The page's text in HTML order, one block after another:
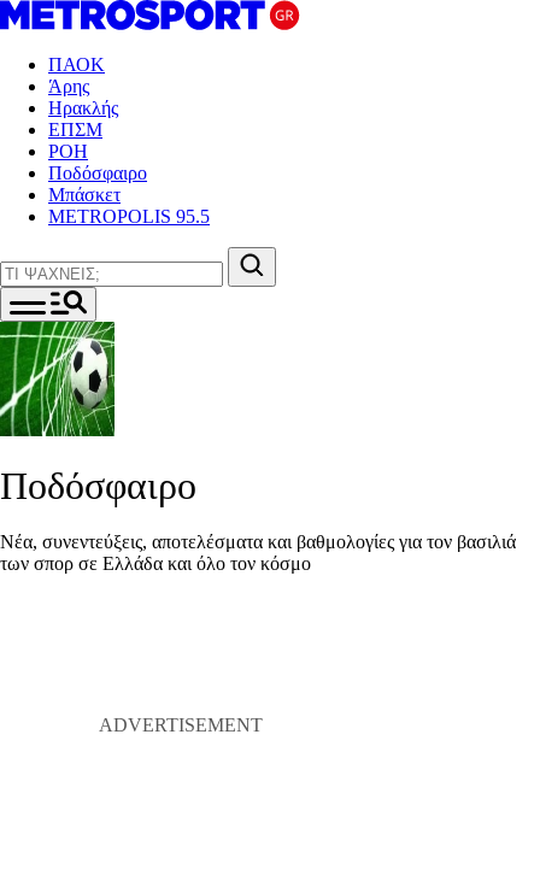
ΠΑΟΚ
Άρης
Ηρακλής
ΕΠΣΜ
ΡΟΗ
Ποδόσφαιρο
Μπάσκετ
METROPOLIS 95.5
Ποδόσφαιρο
Νέα, συνεντεύξεις, αποτελέσματα και βαθμολογίες για τον βασιλιά
των σπορ σε Ελλάδα και όλο τον κόσμο